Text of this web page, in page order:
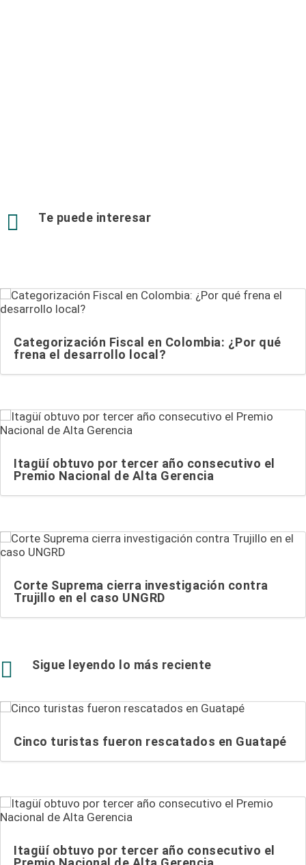
 Te puede interesar
Categorización Fiscal en Colombia: ¿Por qué
frena el desarrollo local?
Itagüí obtuvo por tercer año consecutivo el
Premio Nacional de Alta Gerencia
Corte Suprema cierra investigación contra
Trujillo en el caso UNGRD
 Sigue leyendo lo más reciente
Cinco turistas fueron rescatados en Guatapé
Itagüí obtuvo por tercer año consecutivo el